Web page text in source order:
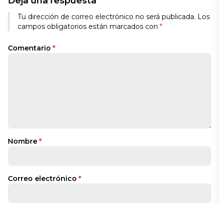
Tu dirección de correo electrónico no será publicada. Los
campos obligatorios están marcados con *
Comentario *
Nombre *
Correo electrónico *